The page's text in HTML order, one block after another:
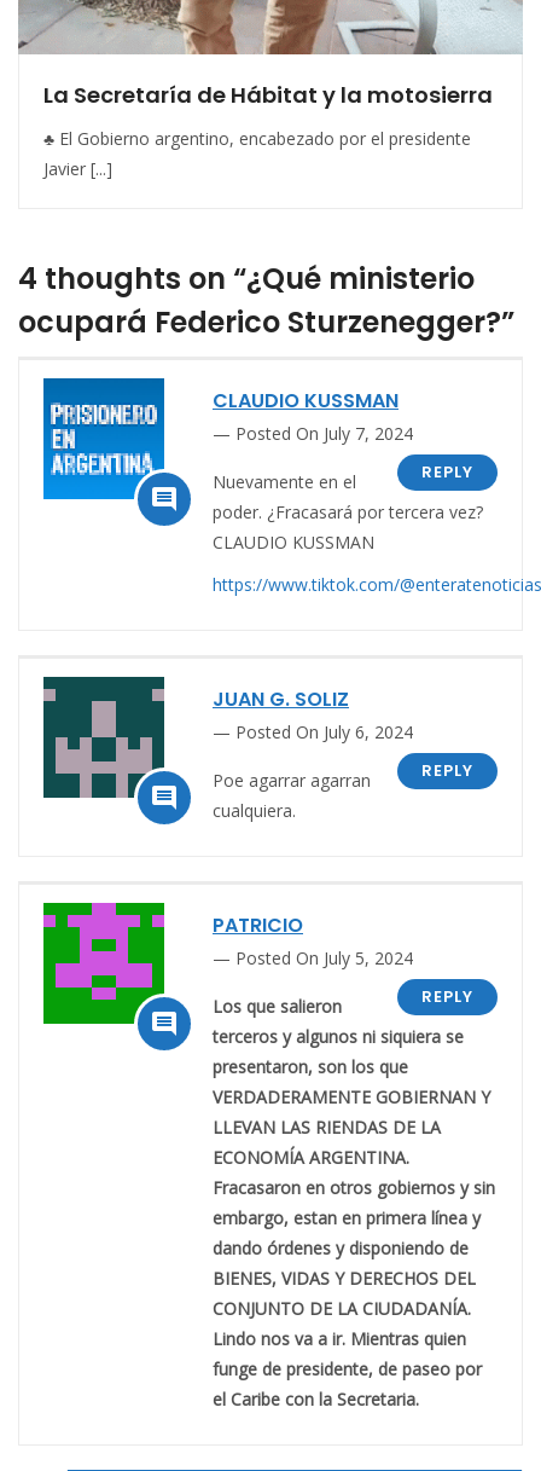
La Secretaría de Hábitat y la motosierra
♣ El Gobierno argentino, encabezado por el presidente
Javier [...]
4 thoughts on “¿Qué ministerio
ocupará Federico Sturzenegger?”

CLAUDIO KUSSMAN
Posted On July 7, 2024
REPLY
Nuevamente en el
poder. ¿Fracasará por tercera vez?
CLAUDIO KUSSMAN
https://www.tiktok.com/

JUAN G. SOLIZ
Posted On July 6, 2024
REPLY
Poe agarrar agarran
cualquiera.

PATRICIO
Posted On July 5, 2024
REPLY
Los que salieron
terceros y algunos ni siquiera se
presentaron, son los que
VERDADERAMENTE GOBIERNAN Y
LLEVAN LAS RIENDAS DE LA
ECONOMÍA ARGENTINA.
Fracasaron en otros gobiernos y sin
embargo, estan en primera línea y
dando órdenes y disponiendo de
BIENES, VIDAS Y DERECHOS DEL
CONJUNTO DE LA CIUDADANÍA.
Lindo nos va a ir. Mientras quien
funge de presidente, de paseo por
el Caribe con la Secretaria.